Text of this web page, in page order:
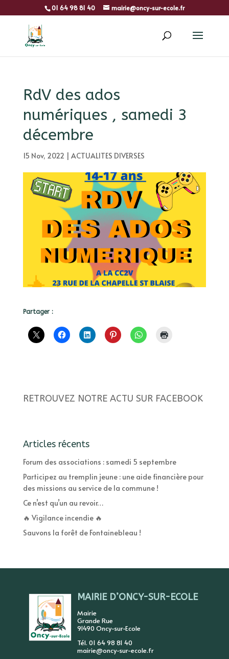
01 64 98 81 40 mairie@oncy-sur-ecole.fr
RdV des ados
numériques , samedi 3
décembre
15 Nov, 2022 | ACTUALITES DIVERSES
Partager :
RETROUVEZ NOTRE ACTU SUR FACEBOOK
Articles récents
Forum des associations : samedi 5 septembre
Participez au tremplin jeune : une aide financière pour
des missions au service de la commune !
Ce n’est qu’un au revoir…
🔥 Vigilance incendie 🔥
Sauvons la forêt de Fontainebleau !
MAIRIE D’ONCY-SUR-ECOLE
Mairie
Grande Rue
91490 Oncy-sur-Ecole
Tél. 01 64 98 81 40
mairie@oncy-sur-ecole.fr